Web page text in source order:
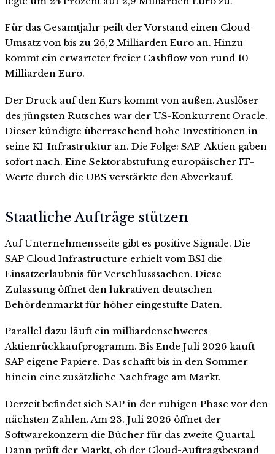
Für das Gesamtjahr peilt der Vorstand einen Cloud-
Umsatz von bis zu 26,2 Milliarden Euro an. Hinzu
kommt ein erwarteter freier Cashflow von rund 10
Milliarden Euro.
Der Druck auf den Kurs kommt von außen. Auslöser
des jüngsten Rutsches war der US-Konkurrent Oracle.
Dieser kündigte überraschend hohe Investitionen in
seine KI-Infrastruktur an. Die Folge: SAP-Aktien gaben
sofort nach. Eine Sektorabstufung europäischer IT-
Werte durch die UBS verstärkte den Abverkauf.
Staatliche Aufträge stützen
Auf Unternehmensseite gibt es positive Signale. Die
SAP Cloud Infrastructure erhielt vom BSI die
Einsatzerlaubnis für Verschlusssachen. Diese
Zulassung öffnet den lukrativen deutschen
Behördenmarkt für höher eingestufte Daten.
Parallel dazu läuft ein milliardenschweres
Aktienrückkaufprogramm. Bis Ende Juli 2026 kauft
SAP eigene Papiere. Das schafft bis in den Sommer
hinein eine zusätzliche Nachfrage am Markt.
Derzeit befindet sich SAP in der ruhigen Phase vor den
nächsten Zahlen. Am 23. Juli 2026 öffnet der
Softwarekonzern die Bücher für das zweite Quartal.
Dann prüft der Markt, ob der Cloud-Auftragsbestand